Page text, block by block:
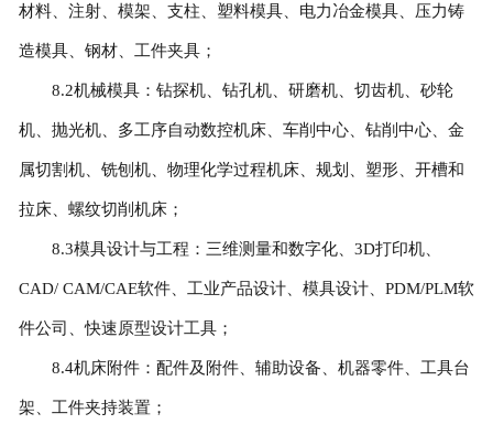
材料、注射、模架、支柱、塑料模具、电力冶金模具、压力铸
造模具、钢材、工件夹具；
8.2机械模具：钻探机、钻孔机、研磨机、切齿机、砂轮
机、抛光机、多工序自动数控机床、车削中心、钻削中心、金
属切割机、铣刨机、物理化学过程机床、规划、塑形、开槽和
拉床、螺纹切削机床；
8.3模具设计与工程：三维测量和数字化、3D打印机、
CAD/ CAM/CAE软件、工业产品设计、模具设计、PDM/PLM软
件公司、快速原型设计工具；
8.4机床附件：配件及附件、辅助设备、机器零件、工具台
架、工件夹持装置；